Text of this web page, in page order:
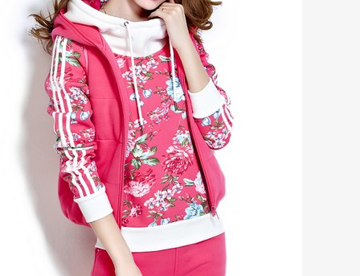
半身裙的款式也是非常的，选择
且......
转载自：美物计（huanqiukanke